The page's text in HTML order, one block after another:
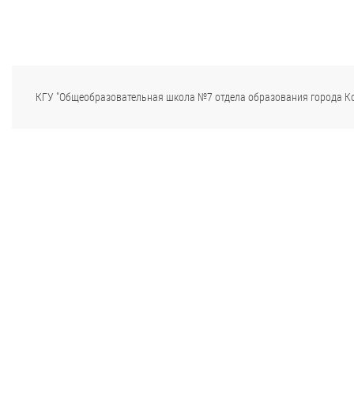
КГУ "Общеобразовательная школа №7 отдела образования города